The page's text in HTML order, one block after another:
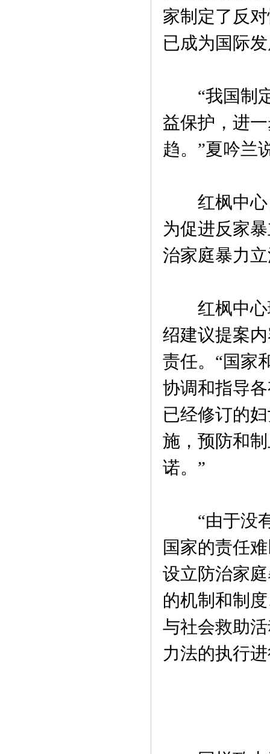
家制定了反
已成为国际
“我国制定
益保护，进
趋。”夏吟兰
红枫中心
为促进反家
治家庭暴力
红枫中心
绍建议提案
责任。“国家
协调和指导
已经修订的
施，预防和
诺。”
“由于没有
国家的责任
设立防治家
的机制和制
与社会救助
力法的执行